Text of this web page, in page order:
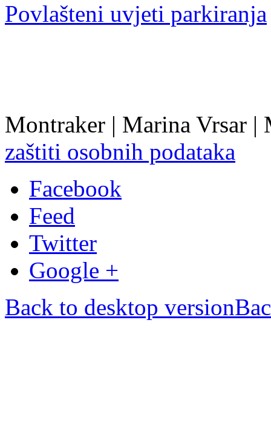
Povlašteni uvjeti parkiranja
Montraker | Marina Vrsar |
zaštiti osobnih podataka
Facebook
Feed
Twitter
Google +
Back to desktop version